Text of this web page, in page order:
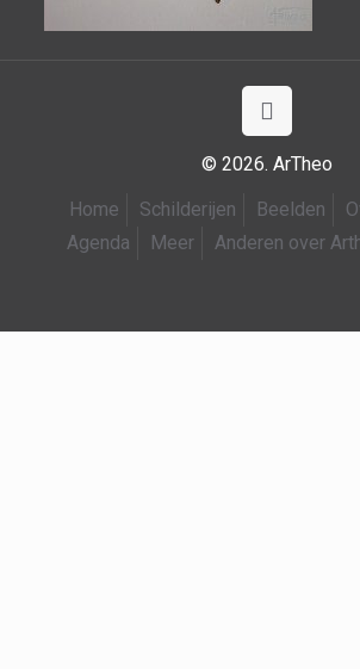
© 2026. ArTheo
Home
Schilderijen Beelden
Agenda
Meer Anderen over